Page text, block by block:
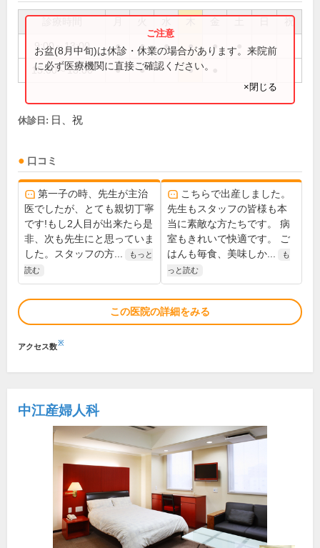
祝
9:00～13:00 ● ● ● ● ●
15:00～18:00 ● ● ●
お盆(8月中旬)は休診・休業の場合があります。来院前
に必ず医療機関に直接ご確認ください。
×閉じる
休診日: 日、祝
口コミ
第一子の時、先生が主治
医でしたが、とても親切丁寧
です!もし2人目が出来たら是
非、次も先生にと思っていま
した。スタッフの方...
もっと
読む
こちらで出産しました。
先生もスタッフの皆様も本
当に素敵な方たちです。 病
室もきれいで快適です。 ご
はんも毎食、美味しか...
も
っと読む
この医院の詳細をみる
アクセス数※
中江産婦人科